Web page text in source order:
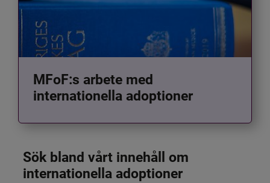
MFoF:s arbete med
internationella adoptioner
Sök bland vårt innehåll om
internationella adoptioner